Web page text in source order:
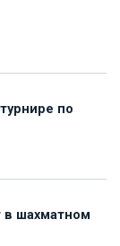
по
в шахматном